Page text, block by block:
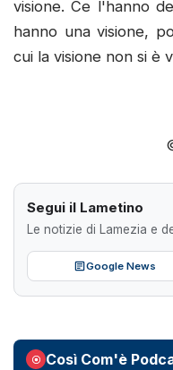
visione. Ce l'hanno
hanno una visione,
cui la visione non si è
Segui il Lametino
Le notizie di Lamezia e
Google News
Così Com'è